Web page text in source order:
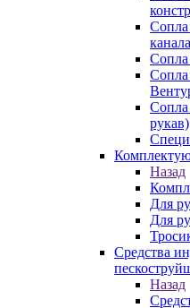
Сопла
Сопла
рукав)
Назад
Для
Для
Средства
Назад